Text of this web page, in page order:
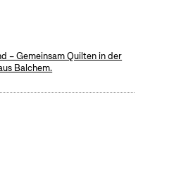
– Gemeinsam Quilten in der
Balchem.